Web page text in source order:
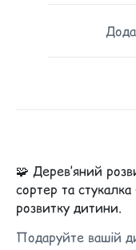
🧩 Дерев’яний
сортер та
розвитку дитини.
Подаруйте вашій